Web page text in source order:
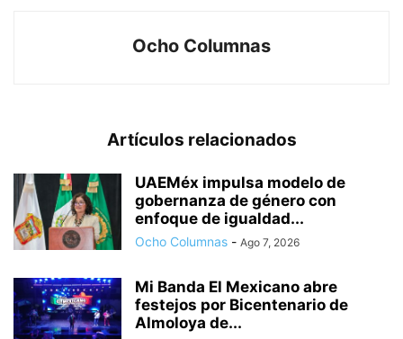
Ocho Columnas
Artículos relacionados
UAEMéx impulsa modelo de
gobernanza de género con
enfoque de igualdad...
Ocho Columnas - Ago 7, 2026
Mi Banda El Mexicano abre
festejos por Bicentenario de
Almoloya de...